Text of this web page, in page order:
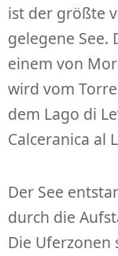
ist der größte
gelegene See.
einem von
wird vom
dem Lago di
Calceranica al
Der See
durch die
Die Uferzonen